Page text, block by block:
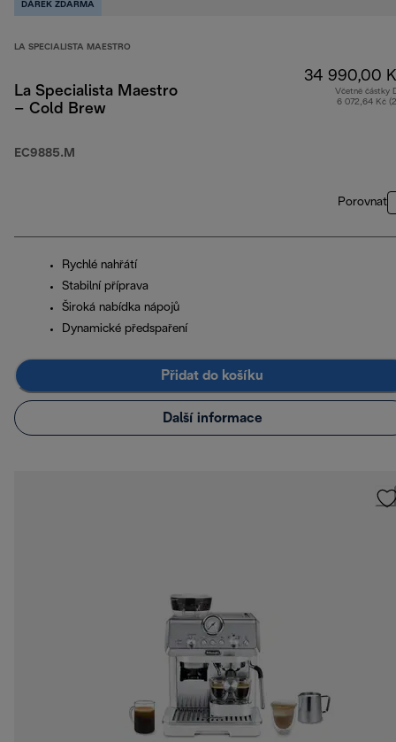
DÁREK ZDARMA
LA SPECIALISTA MAESTRO
La Specialista Maestro
– Cold Brew
EC9885.M
34 990,00
Včetně částky
6 072,64 Kč
Porovnat
Rychlé nahřátí
Stabilní příprava
Široká nabídka nápojů
Dynamické předspaření
Přidat do košíku
Další informace